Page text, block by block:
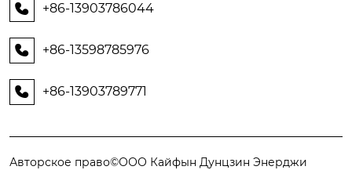
 +86-13903786044
 +86-13598785976
 +86-13903789771
Авторское право©ООО Кайфын Дунцзин Энерджи